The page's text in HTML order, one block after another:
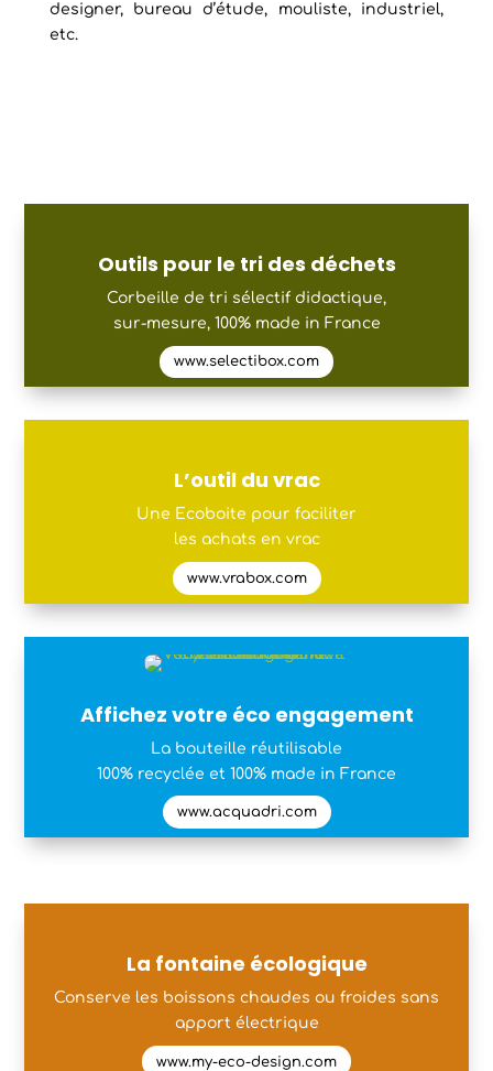
designer, bureau d’étude, mouliste, industriel,
etc.
Outils pour le tri des déchets
Corbeille de tri sélectif didactique,
sur-mesure, 100% made in France
www.selectibox.com
L’outil du vrac
Une Ecoboite pour faciliter
les achats en vrac
www.vrabox.com
Affichez votre éco engagement
La bouteille réutilisable
100% recyclée et 100% made in France
www.acquadri.com
La fontaine écologique
Conserve les boissons chaudes ou froides sans
apport électrique
www.my-eco-design.com